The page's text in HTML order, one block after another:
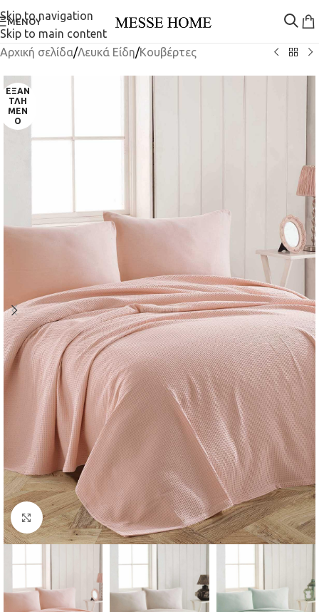
Skip to navigation
Skip to main content
ΜΕΝΟΎ
Αρχική σελίδα/Λευκά Είδη/Κουβέρτες
ΕΞΑΝ
ΤΛΗ
ΜΈΝ
Ο
Κλικ για μεγέθυνση